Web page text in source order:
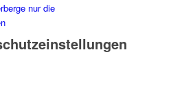
nur die